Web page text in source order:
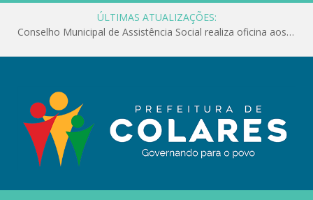
ÚLTIMAS ATUALIZAÇÕES:
Conselho Municipal de Assistência Social realiza oficina aos servidores